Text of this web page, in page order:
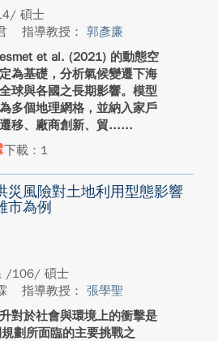
碩士
指導教授： 郭彥廉
et al. (2021) 的動態空
為基礎，分析氣候變遷下海
球與各國之長期影響。模型
多個地理網格，並納入家戶
移、廠商創新、貿...
下載：1
災風險對土地利用型態影響
市為例
/106/ 碩士
指導教授： 張學聖
對於社會與環境上的衝擊是
劃所面臨的主要挑戰之